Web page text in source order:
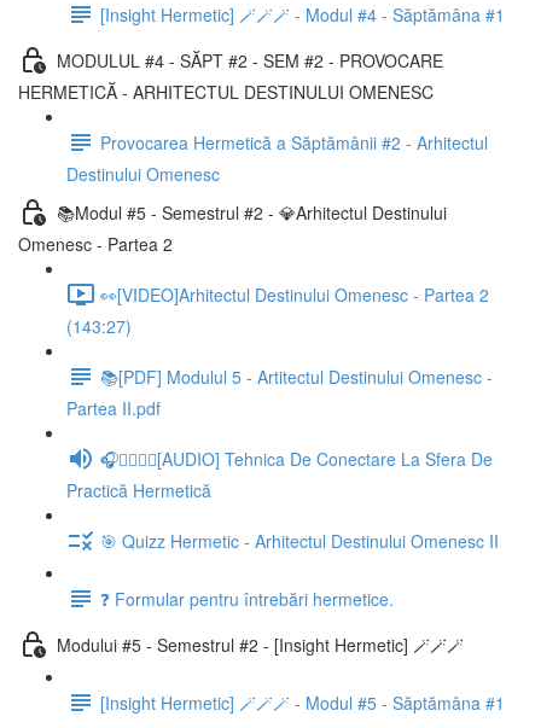
[Insight Hermetic] 🪄🪄🪄 - Modul #4 - Săptămâna #1
MODULUL #4 - SĂPT #2 - SEM #2 - PROVOCARE
HERMETICĂ - ARHITECTUL DESTINULUI OMENESC
Provocarea Hermetică a Săptămânii #2 - Arhitectul
Destinului Omenesc
📚Modul #5 - Semestrul #2 - 💎Arhitectul Destinului
Omenesc - Partea 2
👀[VIDEO]Arhitectul Destinului Omenesc - Partea 2
(143:27)
📚[PDF] Modulul 5 - Artitectul Destinului Omenesc -
Partea II.pdf
🎧🧘‍♂️🧘‍♀️[AUDIO] Tehnica De Conectare La Sfera De
Practică Hermetică
🎯 Quizz Hermetic - Arhitectul Destinului Omenesc II
❓ Formular pentru întrebări hermetice.
Modului #5 - Semestrul #2 - [Insight Hermetic] 🪄🪄🪄
[Insight Hermetic] 🪄🪄🪄 - Modul #5 - Săptămâna #1